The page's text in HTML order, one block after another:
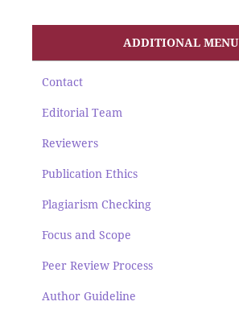
ADDITIONAL MENU
Contact
Editorial Team
Reviewers
Publication Ethics
Plagiarism Checking
Focus and Scope
Peer Review Process
Author Guideline